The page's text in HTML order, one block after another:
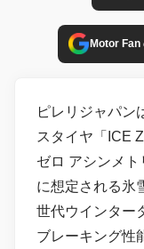
Motor Fan
ピレリジャパン
スタイヤ「ICE
ゼロ アシンメ
に想定される氷
世代ウインター
ブレーキング性